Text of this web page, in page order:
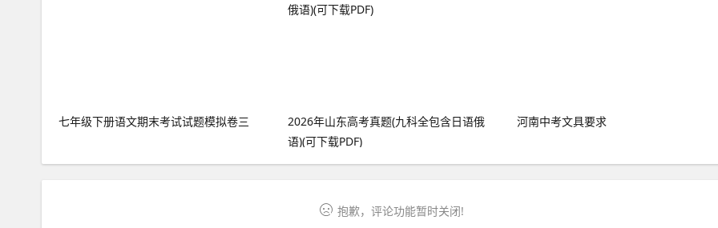
七年级下册语文期末考试试题模拟卷三
2026年山东高考真题(九科全包含日语俄
语)(可下载PDF)
河南中考文具要求
抱歉，评论功能暂时关闭!